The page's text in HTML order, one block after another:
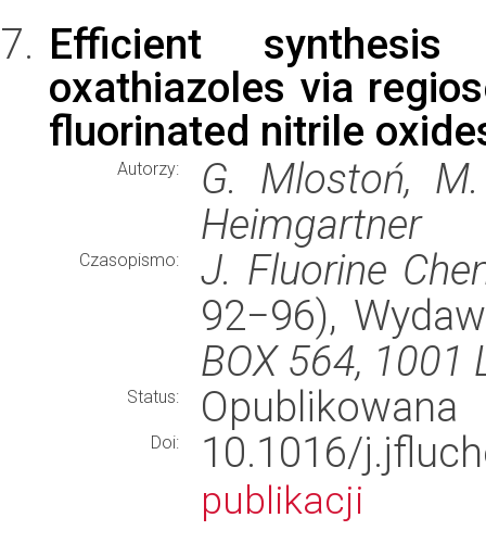
Efficient
oxathiazoles via
fluorinated nitrile
Autorzy:
G. Mlostoń,
Heimgartner
Czasopismo:
J. Fluorine
92−96),
BOX 564, 1001
Status: Opublikowana
Doi: 10.1016/
publikacji